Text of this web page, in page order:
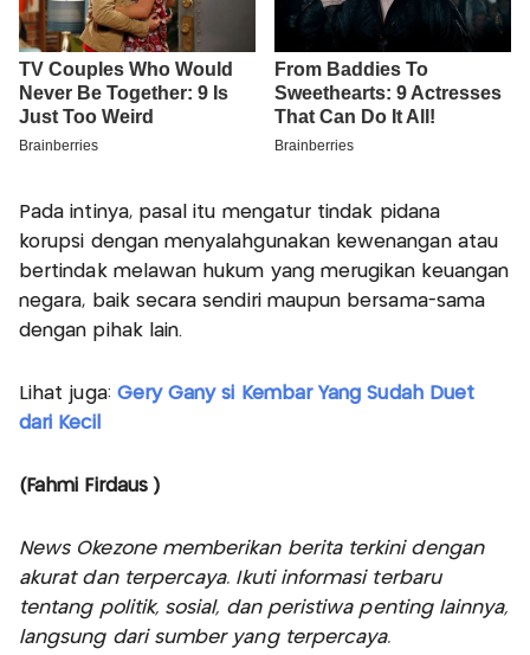
Pada intinya, pasal itu mengatur tindak pidana
korupsi dengan menyalahgunakan kewenangan atau
bertindak melawan hukum yang merugikan keuangan
negara, baik secara sendiri maupun bersama-sama
dengan pihak lain.
Lihat juga: Gery Gany si Kembar Yang Sudah Duet
dari Kecil
(Fahmi Firdaus )
News Okezone memberikan berita terkini dengan
akurat dan terpercaya. Ikuti informasi terbaru
tentang politik, sosial, dan peristiwa penting lainnya,
langsung dari sumber yang terpercaya.